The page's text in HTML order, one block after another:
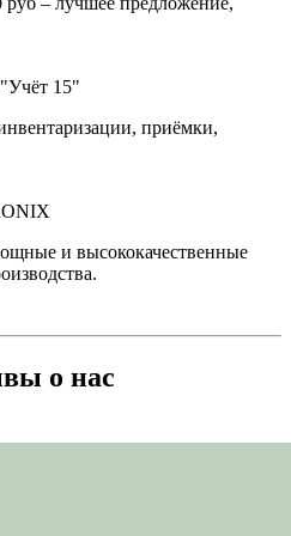
15"
приёмки,
и высококачественные
о нас